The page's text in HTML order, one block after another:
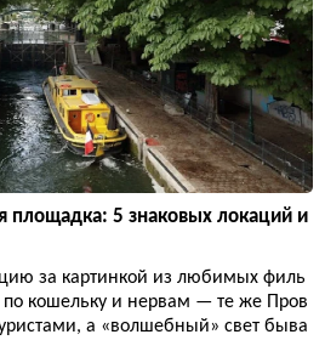
площадка: 5 знаковых локаций и
за картинкой из любимых филь
по кошельку и нервам — те же Пров
а «волшебный» свет быва